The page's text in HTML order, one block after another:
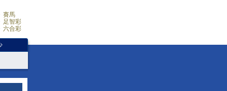
賽馬
足智彩
六合彩